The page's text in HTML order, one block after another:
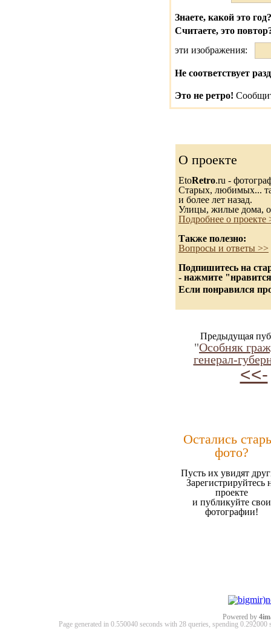
Знаете, какой это год?
Считаете, это
эти изображения:
Не соответствует
Это не ретро!
О проекте
EtoRetro.ru -
Старых, любимых...
и более лет назад.
Улицы, жилые дома,
Подробнее о проекте
Также полезно:
Вопросы и ответы >>
Подпишитесь на
- нажмите
Если понравился
Предыдущая
"Особняк
генерал-
<<-
Остались
фото?
Пусть их увидят
Зарегистрируйтесь
проекте
и публикуйте свои
фотографии!
Powered by
Page generated in 0.550040 seconds with 28 queries, spending